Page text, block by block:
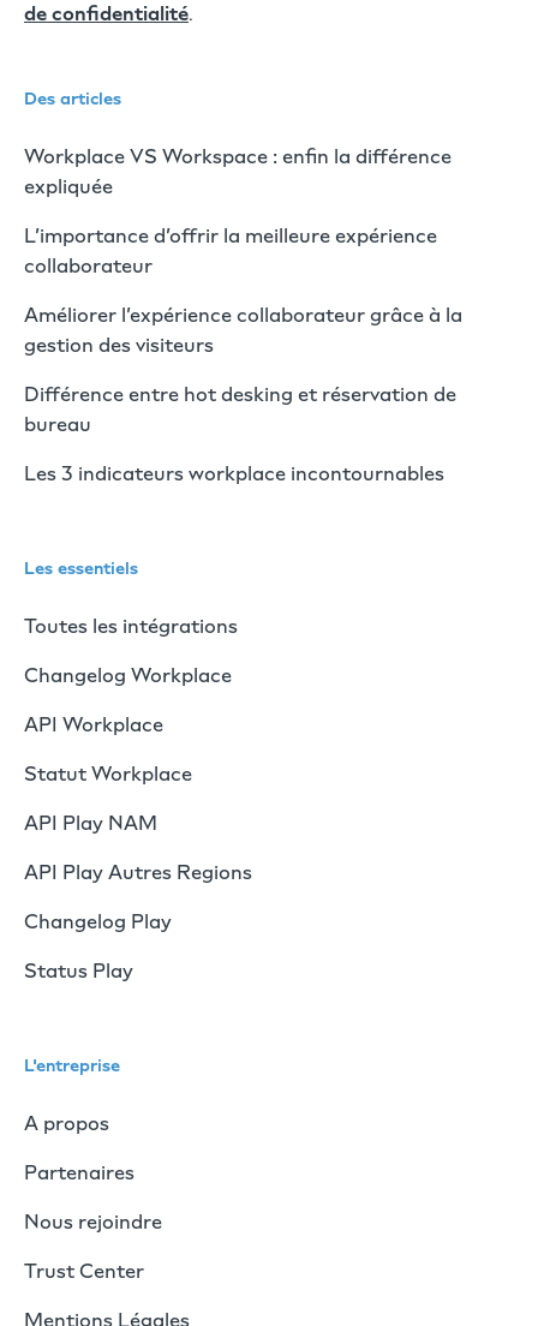
de confidentialité.
Des articles
Workplace VS Workspace : enfin la différence
expliquée
L’importance d’offrir la meilleure expérience
collaborateur
Améliorer l’expérience collaborateur grâce à la
gestion des visiteurs
Différence entre hot desking et réservation de
bureau
Les 3 indicateurs workplace incontournables
Les essentiels
Toutes les intégrations
Changelog Workplace
API Workplace
Statut Workplace
API Play NAM
API Play Autres Regions
Changelog Play
Status Play
L'entreprise
A propos
Partenaires
Nous rejoindre
Trust Center
Mentions Légales